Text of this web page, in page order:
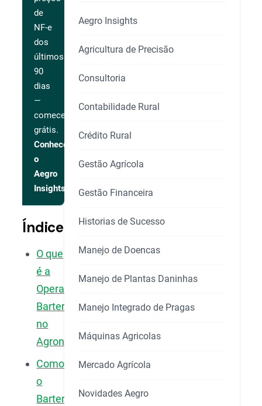
de
NF-e
dos
últimos
90
dias
—
comece
grátis.
Conhecer
o
Aegro
Insights
Índice
O que
é a
Operação
Barter
no
Agronegócio?
Como
o
Barter
Aegro Insights
Agricultura de Precisão
Consultoria
Contabilidade Rural
Crédito Rural
Gestão Agrícola
Gestão Financeira
Historias de Sucesso
Manejo de Doencas
Manejo de Plantas Daninhas
Manejo Integrado de Pragas
Máquinas Agricolas
Mercado Agrícola
Novidades Aegro